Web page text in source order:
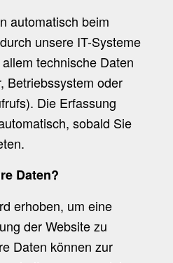
automatisch beim
unsere IT-Systeme
technische Daten
Betriebssystem oder
Die Erfassung
sobald Sie
Daten?
erhoben, um eine
der Website zu
Daten können zur